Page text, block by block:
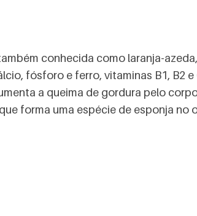
conhecida como laranja-
fósforo e ferro, vitaminas B1, B2
a queima de gordura pelo
forma uma espécie de esponja